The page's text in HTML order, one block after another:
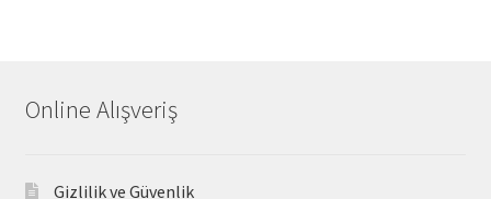
Online Alışveriş
Gizlilik ve Güvenlik